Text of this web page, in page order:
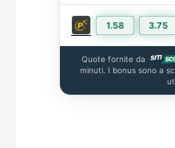
1.58 3.75
Quote fornite da
minuti. I bonus sono a